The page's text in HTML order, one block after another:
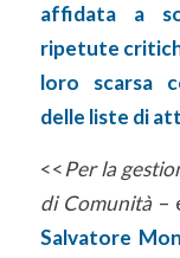
affidata a
ripetute
loro scarsa
delle liste di
<<Per la
di Comunità–
Salvatore